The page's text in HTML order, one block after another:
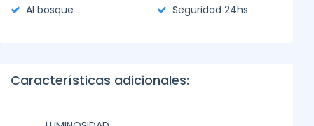
Al bosque
Seguridad 24hs
Características adicionales: